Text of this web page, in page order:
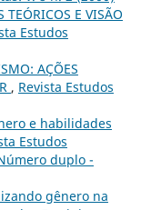
TEÓRICOS E VISÃO
Estudos
AÇÕES
, Revista Estudos
e habilidades
Estudos
duplo -
gênero na